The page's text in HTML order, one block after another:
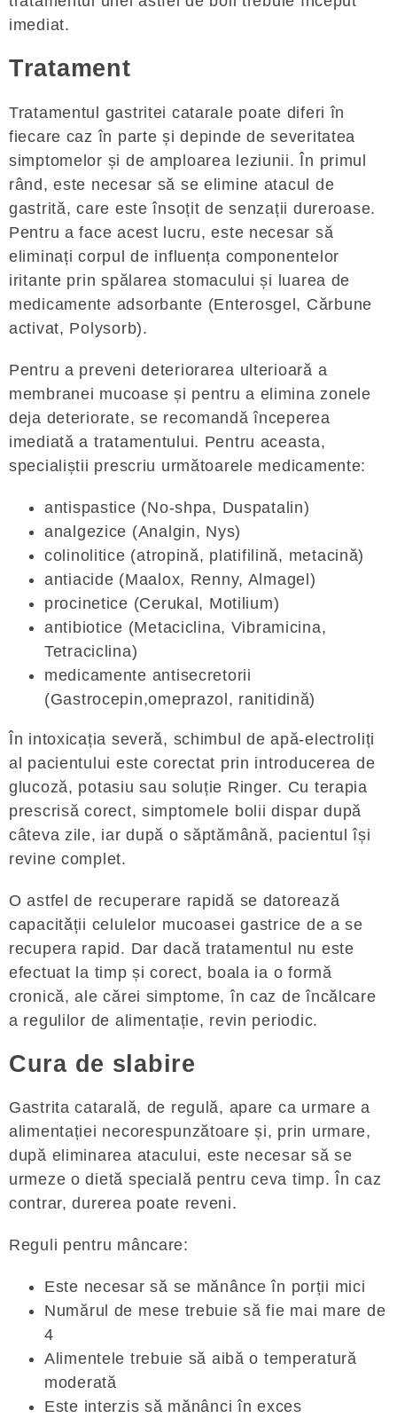
imediat.
Tratament
Tratamentul gastritei catarale poate diferi în
fiecare caz în parte și depinde de severitatea
simptomelor și de amploarea leziunii. În primul
rând, este necesar să se elimine atacul de
gastrită, care este însoțit de senzații dureroase.
Pentru a face acest lucru, este necesar să
eliminați corpul de influența componentelor
iritante prin spălarea stomacului și luarea de
medicamente adsorbante (Enterosgel, Cărbune
activat, Polysorb).
Pentru a preveni deteriorarea ulterioară a
membranei mucoase și pentru a elimina zonele
deja deteriorate, se recomandă începerea
imediată a tratamentului. Pentru aceasta,
specialiștii prescriu următoarele medicamente:
antispastice (No-shpa, Duspatalin)
analgezice (Analgin, Nys)
colinolitice (atropină, platifilină, metacină)
antiacide (Maalox, Renny, Almagel)
procinetice (Cerukal, Motilium)
antibiotice (Metaciclina, Vibramicina,
Tetraciclina)
medicamente antisecretorii
(Gastrocepin,omeprazol, ranitidină)
În intoxicația severă, schimbul de apă-electroliți
al pacientului este corectat prin introducerea de
glucoză, potasiu sau soluție Ringer. Cu terapia
prescrisă corect, simptomele bolii dispar după
câteva zile, iar după o săptămână, pacientul își
revine complet.
O astfel de recuperare rapidă se datorează
capacității celulelor mucoasei gastrice de a se
recupera rapid. Dar dacă tratamentul nu este
efectuat la timp și corect, boala ia o formă
cronică, ale cărei simptome, în caz de încălcare
a regulilor de alimentație, revin periodic.
Cura de slabire
Gastrita catarală, de regulă, apare ca urmare a
alimentației necorespunzătoare și, prin urmare,
după eliminarea atacului, este necesar să se
urmeze o dietă specială pentru ceva timp. În caz
contrar, durerea poate reveni.
Reguli pentru mâncare:
Este necesar să se mănânce în porții mici
Numărul de mese trebuie să fie mai mare de
4
Alimentele trebuie să aibă o temperatură
moderată
Este interzis să mănânci în exces